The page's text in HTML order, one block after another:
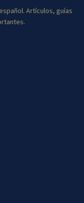
Artículos, guías